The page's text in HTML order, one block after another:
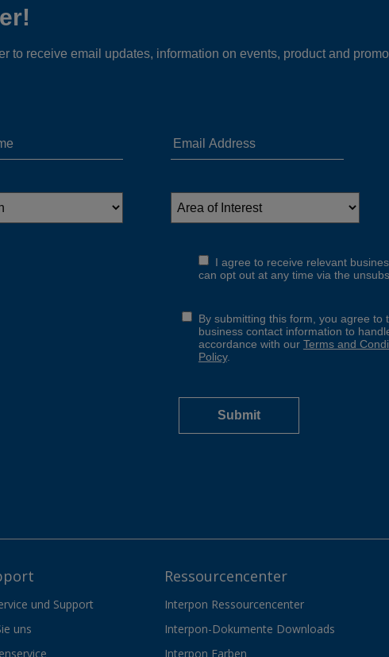
und Support
uns
Ressourcencenter
Interpon Ressourcencenter
Interpon-Dokumente Downloads
Interpon Farben